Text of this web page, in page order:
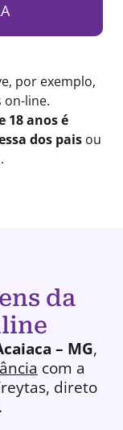
por exemplo,
on-line.
18 anos é
dos paisou
da
– MG,
com a
direto